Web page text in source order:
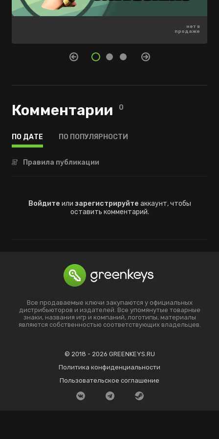
нет в
продаже
нет в
продаже
нет в
продаже
Комментарии 0
ПО ДАТЕ ПО ПОПУЛЯРНОСТИ
Правила публикации
Войдите или зарегистрируйте аккаунт, чтобы
оставить комментарий.
Все продаваемые ключи закупаются у официальных
дистрибьюторов и издателей. Все упомянутые товарные
знаки, названия игр и компаний, логотипы, материалы
являются собственностью соответствующих владельцев.
© 2018 - 2026 GREENKEYS.RU
Политика конфиденциальности
Пользовательское соглашение